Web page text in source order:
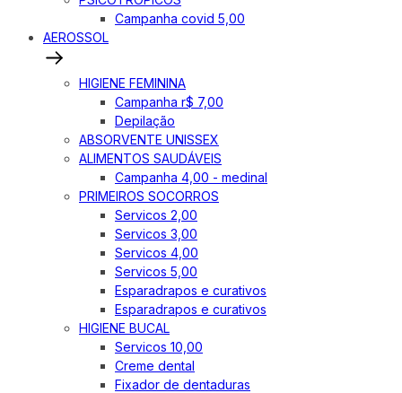
Campanha covid 5,00
AEROSSOL
HIGIENE FEMININA
Campanha r$ 7,00
Depilação
ABSORVENTE UNISSEX
ALIMENTOS SAUDÁVEIS
Campanha 4,00 - medinal
PRIMEIROS SOCORROS
Servicos 2,00
Servicos 3,00
Servicos 4,00
Servicos 5,00
Esparadrapos e curativos
Esparadrapos e curativos
HIGIENE BUCAL
Servicos 10,00
Creme dental
Fixador de dentaduras